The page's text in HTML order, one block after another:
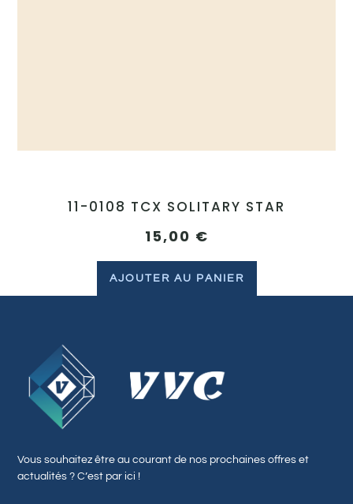
11-0108 TCX SOLITARY STAR
15,00 €
AJOUTER AU PANIER
Vous souhaitez être au courant de nos prochaines offres et
actualités ? C’est par ici !